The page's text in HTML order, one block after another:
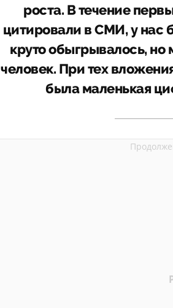
роста. В течение
цитировали в СМИ, у нас
круто обыгрывалось,
человек. При тех
была маленькая